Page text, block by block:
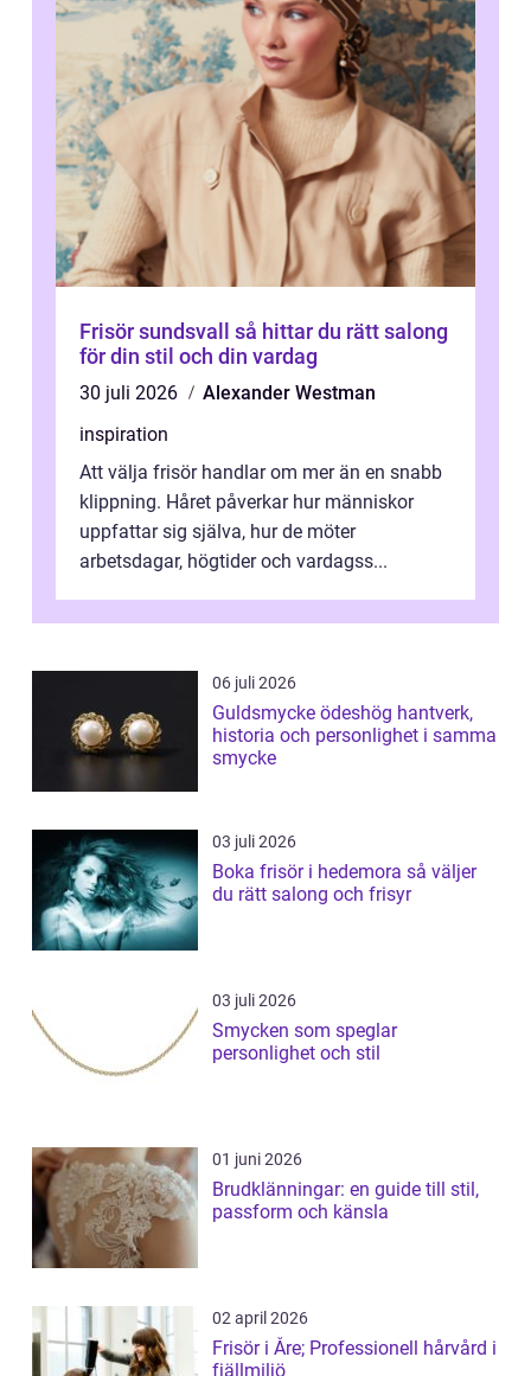
Frisör sundsvall så hittar du rätt salong
för din stil och din vardag
30 juli 2026
Alexander Westman
inspiration
Att välja frisör handlar om mer än en snabb
klippning. Håret påverkar hur människor
uppfattar sig själva, hur de möter
arbetsdagar, högtider och vardagss...
06 juli 2026
Guldsmycke ödeshög hantverk,
historia och personlighet i samma
smycke
03 juli 2026
Boka frisör i hedemora så väljer
du rätt salong och frisyr
03 juli 2026
Smycken som speglar
personlighet och stil
01 juni 2026
Brudklänningar: en guide till stil,
passform och känsla
02 april 2026
Frisör i Åre; Professionell hårvård i
fjällmiljö